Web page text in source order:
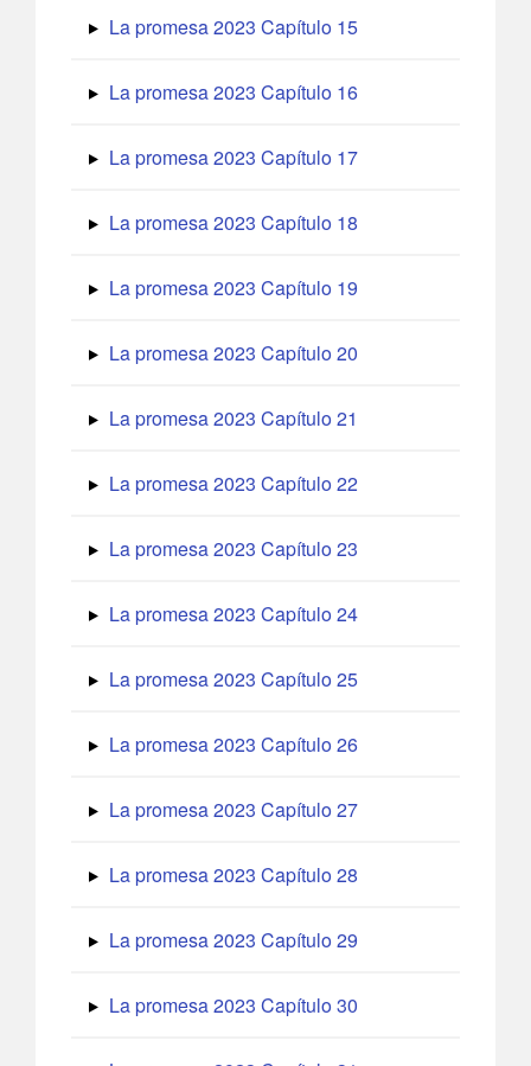
La promesa 2023 Capítulo 15
La promesa 2023 Capítulo 16
La promesa 2023 Capítulo 17
La promesa 2023 Capítulo 18
La promesa 2023 Capítulo 19
La promesa 2023 Capítulo 20
La promesa 2023 Capítulo 21
La promesa 2023 Capítulo 22
La promesa 2023 Capítulo 23
La promesa 2023 Capítulo 24
La promesa 2023 Capítulo 25
La promesa 2023 Capítulo 26
La promesa 2023 Capítulo 27
La promesa 2023 Capítulo 28
La promesa 2023 Capítulo 29
La promesa 2023 Capítulo 30